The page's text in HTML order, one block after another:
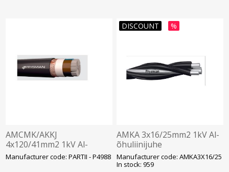
AMCMK/AKKJ
4x120/41mm2 1kV Al-
kaabel Cu-juhiga
Manufacturer code: PARTII - P4988
DISCOUNT %
AMKA 3x16/25mm2 1kV Al-
õhuliinijuhe
Manufacturer code: AMKA3X16/25
In stock: 959